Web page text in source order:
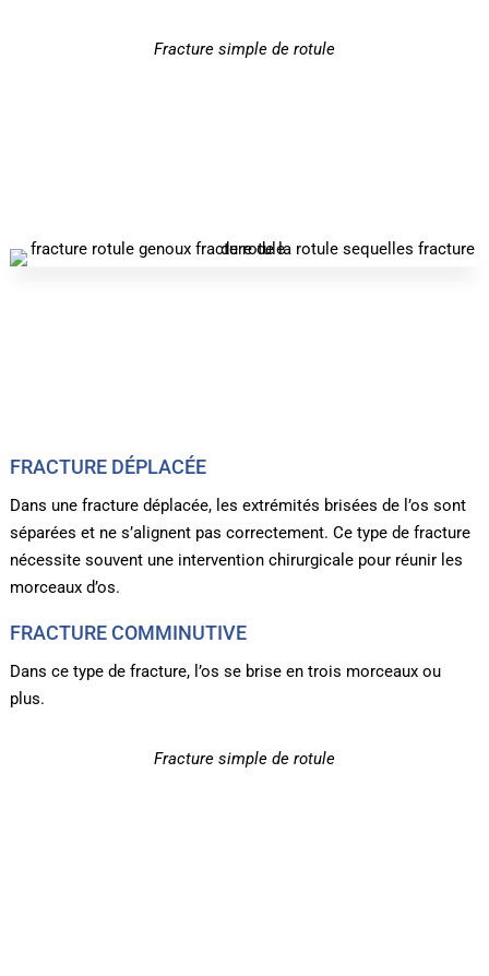
Fracture simple de rotule
FRACTURE DÉPLACÉE
Dans une fracture déplacée, les extrémités brisées de l’os sont
séparées et ne s’alignent pas correctement. Ce type de fracture
nécessite souvent une intervention chirurgicale pour réunir les
morceaux d’os.
FRACTURE COMMINUTIVE
Dans ce type de fracture, l’os se brise en trois morceaux ou
plus.
Fracture simple de rotule